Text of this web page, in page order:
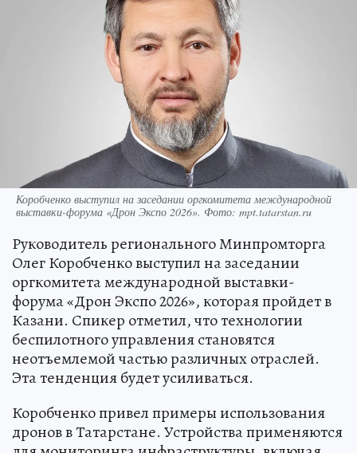
Коробченко выступил на заседании оргкомитета международной
выставки-форума «Дрон Экспо 2026». Фото: mpt.tatarstan.ru
Руководитель регионального Минпромторга
Олег Коробченко выступил на заседании
оргкомитета международной выставки-
форума «Дрон Экспо 2026», которая пройдет в
Казани. Спикер отметил, что технологии
беспилотного управления становятся
неотъемлемой частью различных отраслей.
Эта тенденция будет усиливаться.
Коробченко привел примеры использования
дронов в Татарстане. Устройства применяются